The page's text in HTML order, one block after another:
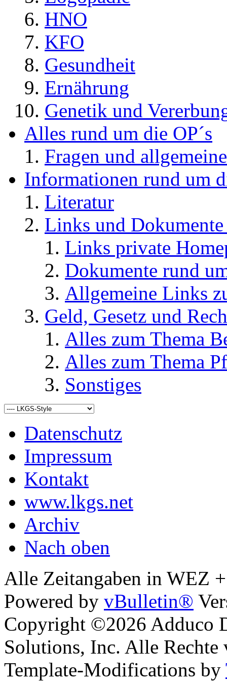
HNO
KFO
Gesundheit
Ernährung
Genetik und
Alles rund um die OP´s
Fragen und
Informationen rund um
Literatur
Links und
Links private
Dokumente rund
Allgemeine Links
Geld, Gesetz und
Alles zum Thema
Alles zum Thema
Sonstiges
Datenschutz
Impressum
Kontakt
www.lkgs.net
Archiv
Nach oben
Alle Zeitangaben in WEZ
Powered by vBulletin®
Copyright ©2026 Adduco
Solutions, Inc. Alle Rechte
Template-Modifications by